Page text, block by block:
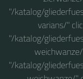
"/katalog/
varians/"
"/katalog/
"/katalog/